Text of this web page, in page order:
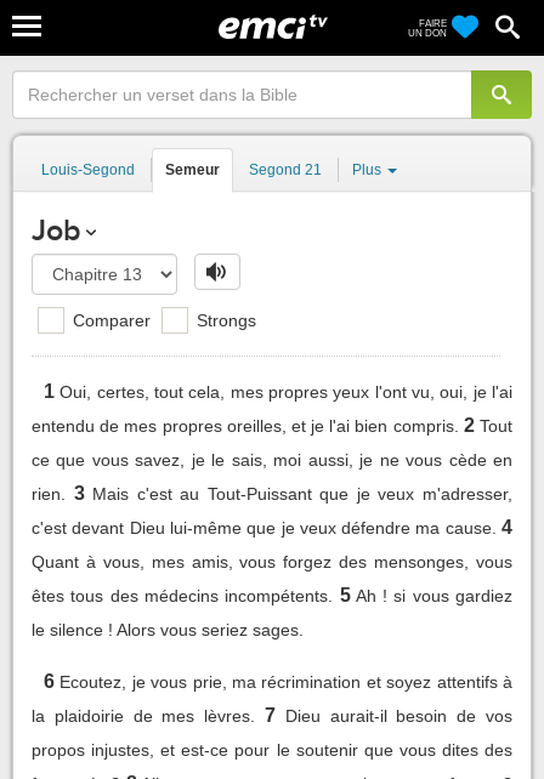
FAIRE
UN DON
Louis-Segond Semeur Segond 21 Plus
Job
Comparer Strongs
1 Oui, certes, tout cela, mes propres yeux l'ont vu, oui, je l'ai
entendu de mes propres oreilles, et je l'ai bien compris. 2 Tout
ce que vous savez, je le sais, moi aussi, je ne vous cède en
rien.
3 Mais c'est au Tout-Puissant que je veux m'adresser,
c'est devant Dieu lui-même que je veux défendre ma cause. 4
Quant à vous, mes amis, vous forgez des mensonges, vous
êtes tous des médecins incompétents.
5 Ah ! si vous gardiez
le silence ! Alors vous seriez sages.
6 Ecoutez, je vous prie, ma récrimination et soyez attentifs à
la plaidoirie de mes lèvres.
7 Dieu aurait-il besoin de vos
propos injustes, et est-ce pour le soutenir que vous dites des